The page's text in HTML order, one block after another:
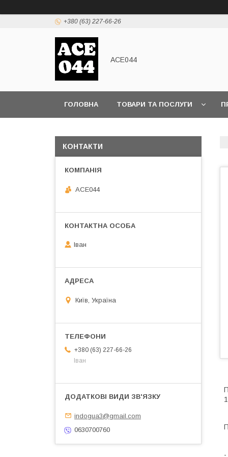
+380 (63) 227-66-26
ACE044
ГОЛОВНА ТОВАРИ ТА ПОСЛУГИ
-
КОНТАКТИ
ACE044
Іван
Київ, Україна
+380 (63) 227-66-26
Іван
indogua3@gmail.com
0630700760